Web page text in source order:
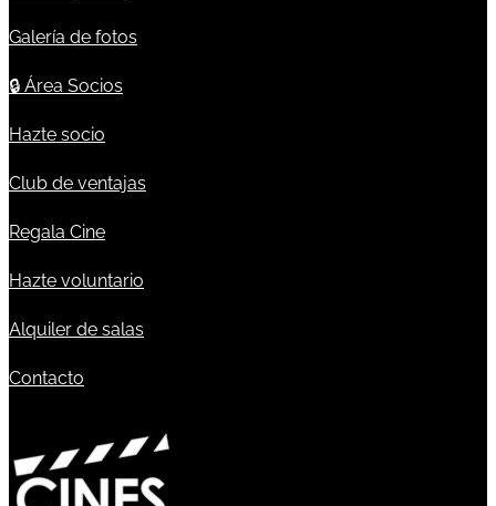
Galería de fotos
🔒 Área Socios
Hazte socio
Club de ventajas
Regala Cine
Hazte voluntario
Alquiler de salas
Contacto